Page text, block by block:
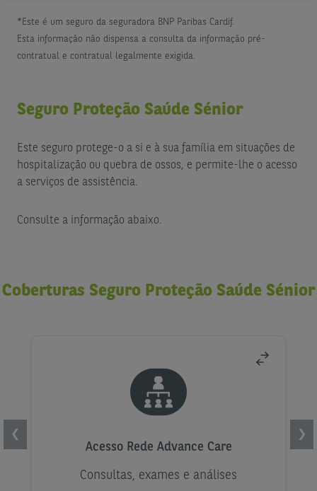
*Este é um seguro da seguradora BNP Paribas Cardif.
Esta informação não dispensa a consulta da informação pré-
contratual e contratual legalmente exigida.
Seguro Proteção Saúde Sénior
Este seguro protege-o a si e à sua família em situações de
hospitalização ou quebra de ossos, e permite-lhe o acesso
a serviços de assistência.
Consulte a informação abaixo.
Coberturas Seguro Proteção Saúde Sénior
❮ ❯
Acesso Rede Advance Care
Consultas, exames e análises
Acesso Rede Advance Care
Rede Médica.
Rede Dentária.
Rede Bem-estar.